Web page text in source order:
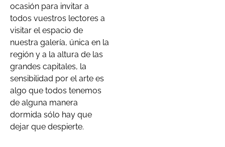
ocasión para invitar a
todos vuestros lectores a
visitar el espacio de
nuestra galería, única en la
región y a la altura de las
grandes capitales, la
sensibilidad por el arte es
algo que todos tenemos
de alguna manera
dormida sólo hay que
dejar que despierte.